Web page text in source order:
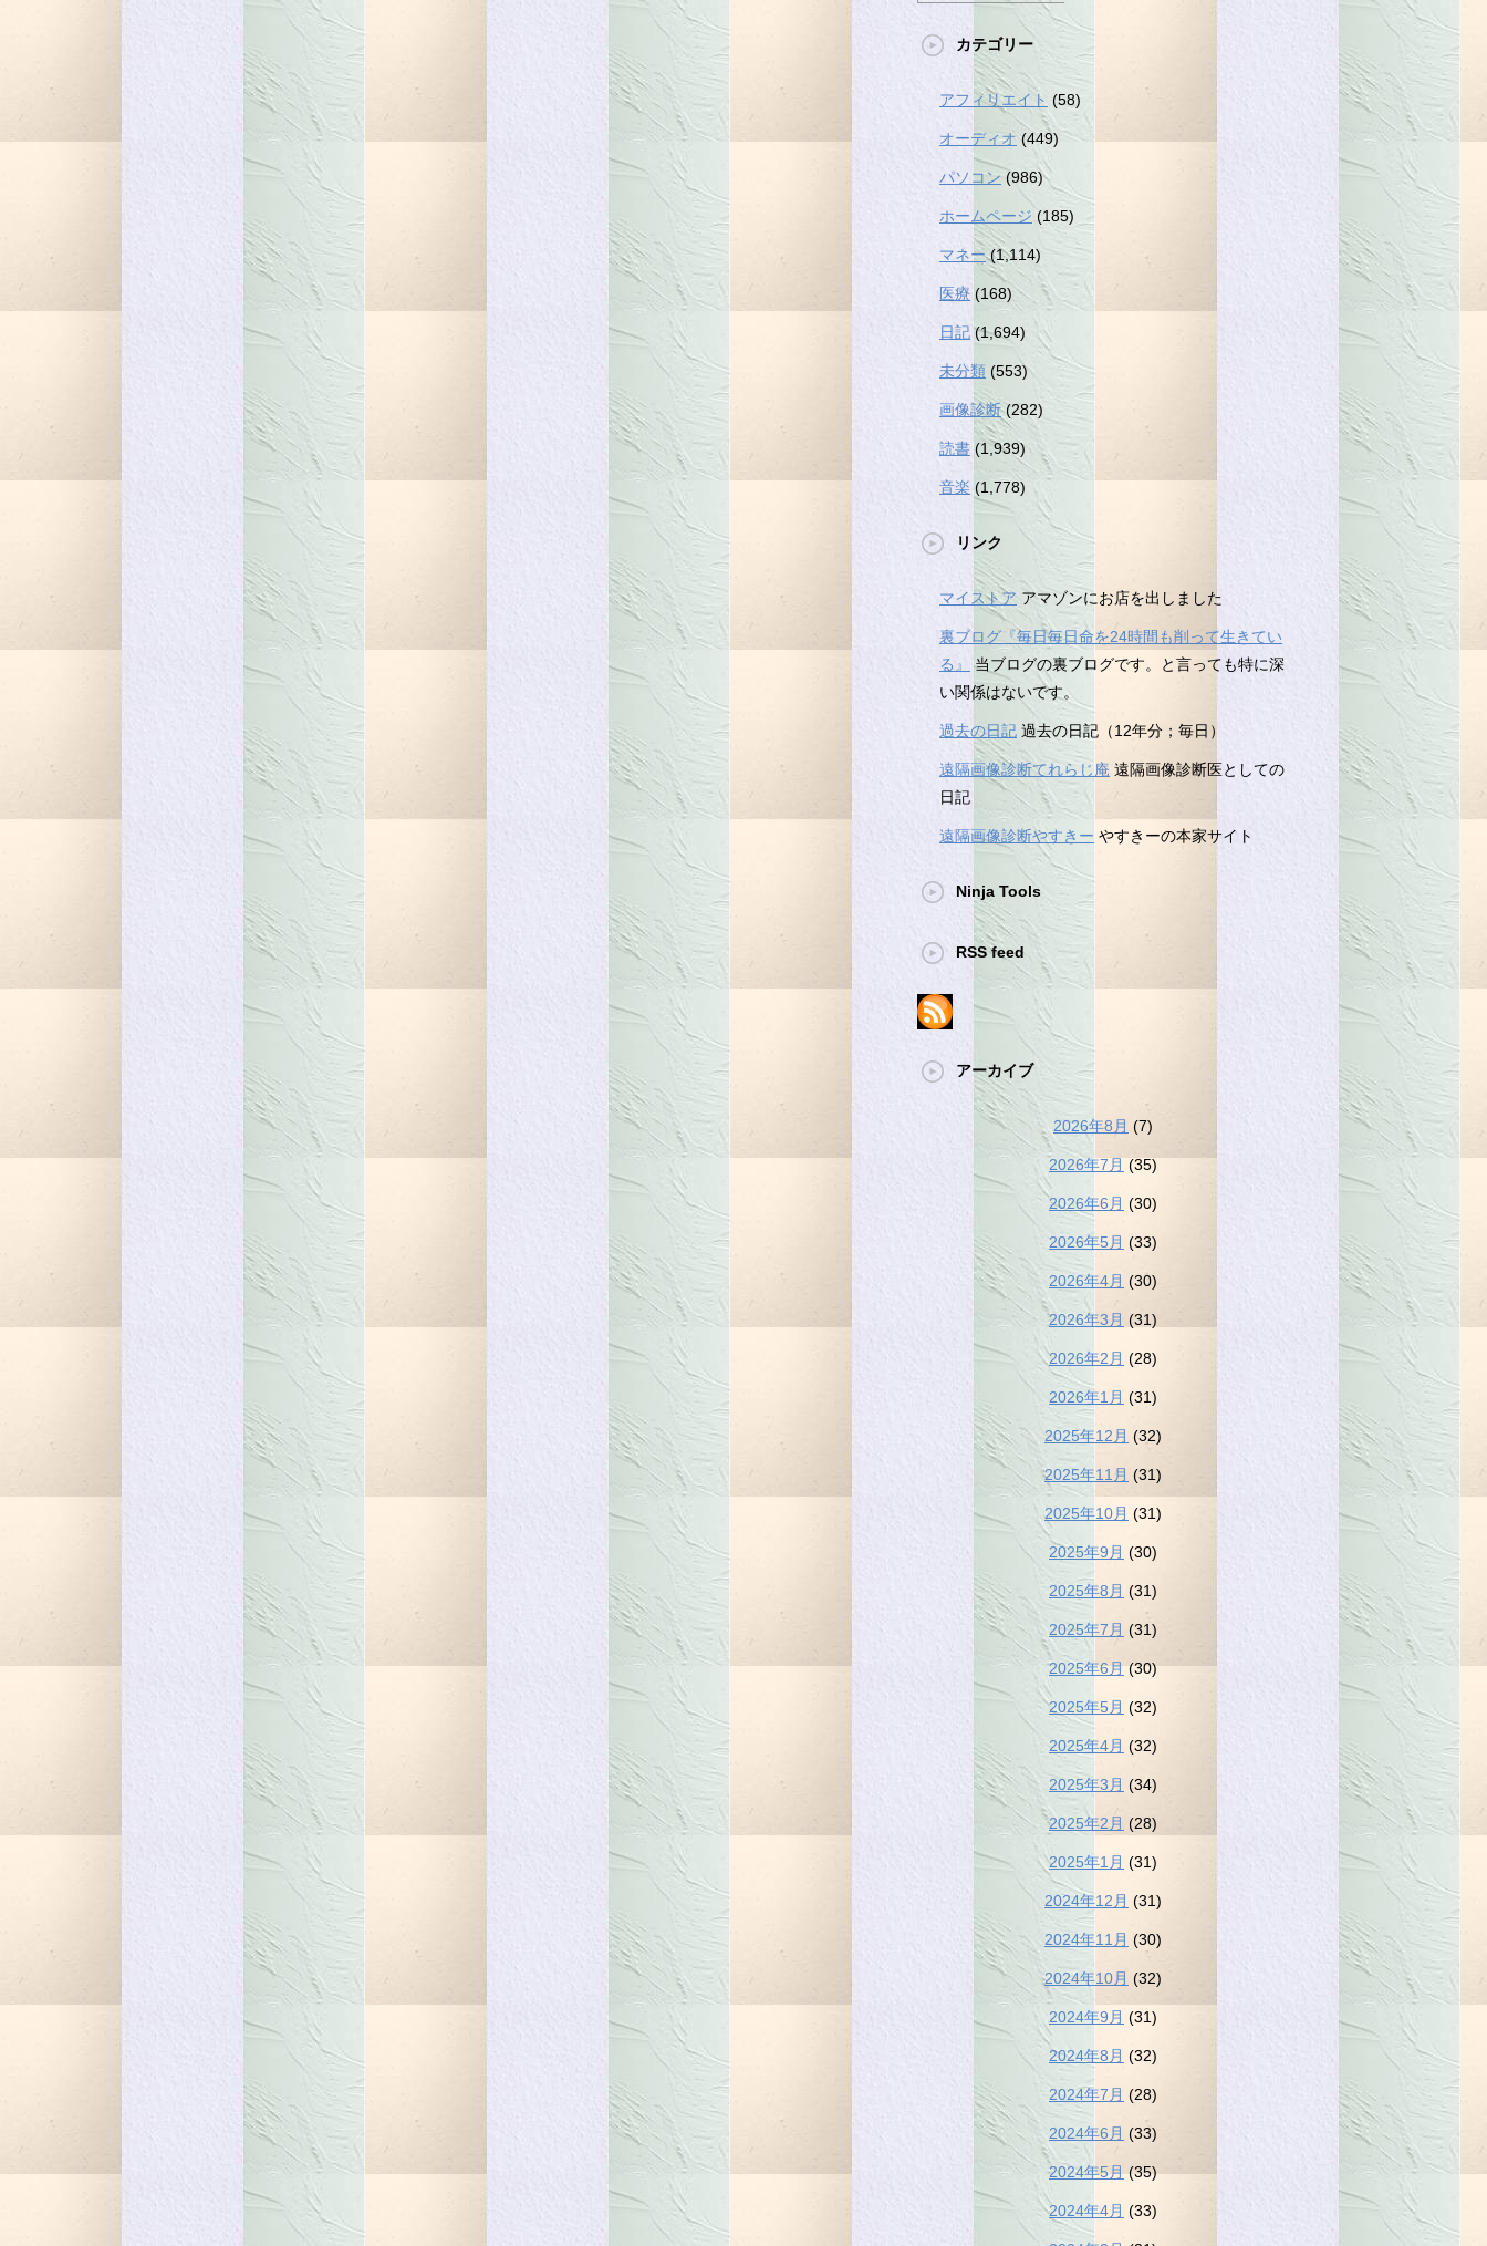
カテゴリー
アフィリエイト (58)
オーディオ (449)
パソコン (986)
ホームページ (185)
マネー(1,114)
医療 (168)
日記(1,694)
未分類 (553)
画像診断(282)
読書 (1,939)
音楽 (1,778)
リンク
マイストア アマゾンにお店を出しました
裏ブログ『毎日毎日命を24時間も削って生きてい
る』
当ブログの裏ブログです。と言っても特に深
い関係はないです。
過去の日記 過去の日記（12年分；毎日）
遠隔画像診断てれらじ庵 遠隔画像診断医としての
日記
遠隔画像診断やすきー やすきーの本家サイト
Ninja Tools
RSS feed
アーカイブ
2026年8月 (7)
2026年7月 (35)
2026年6月 (30)
2026年5月 (33)
2026年4月 (30)
2026年3月 (31)
2026年2月 (28)
2026年1月 (31)
2025年12月 (32)
2025年11月 (31)
2025年10月 (31)
2025年9月 (30)
2025年8月 (31)
2025年7月 (31)
2025年6月 (30)
2025年5月 (32)
2025年4月 (32)
2025年3月 (34)
2025年2月 (28)
2025年1月 (31)
2024年12月 (31)
2024年11月 (30)
2024年10月 (32)
2024年9月 (31)
2024年8月 (32)
2024年7月 (28)
2024年6月 (33)
2024年5月 (35)
2024年4月 (33)